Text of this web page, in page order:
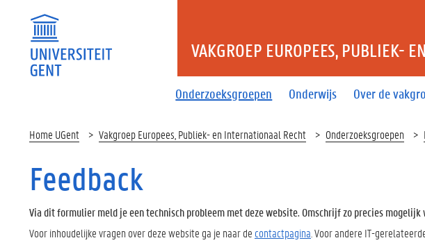
Onderzoeksgroepen Onderwijs Over de
VAKGROEP EUROPEES, PUBLIEK-
Home UGent Vakgroep Europees, Publiek- en Internationaal Recht Onderzoeksgroepen
Feedback
Via dit formulier meld je een technisch probleem met deze website. Omschrijf zo precies
Voor inhoudelijke vragen over deze website ga je naar de contactpagina . Voor andere IT-